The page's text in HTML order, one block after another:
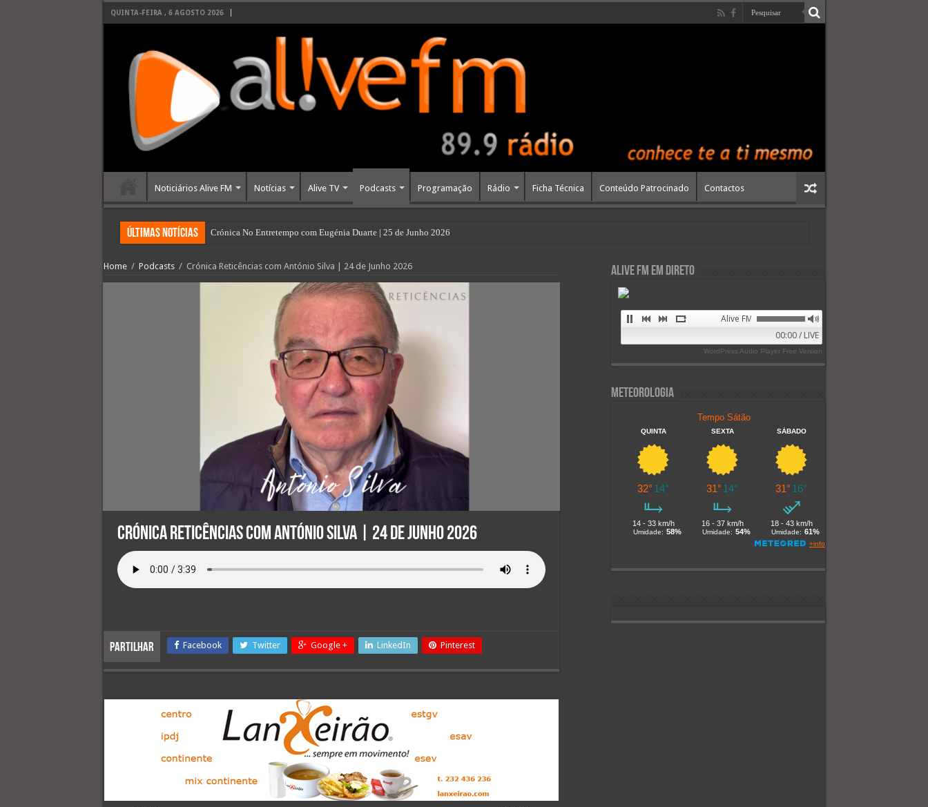
QUINTA-FEIRA , 6 AGOSTO 2026
Noticiários Alive FM Notícias Alive TV Podcasts Programação Rádio Ficha Técnica Conteúdo Patrocinado Contactos
últimas Notícias Crónica No Entretempo com Eugénia Duarte | 25 de Junho 2026
Home / Podcasts / Crónica Reticências com António Silva | 24 de Junho 2026
Crónica Reticências com António Silva | 24 de Junho 2026
Partilhar Facebook Twitter Google + LinkedIn Pinterest
Alive FM em Direto
Alive FM 89.9
00:00 / LIVE
WordPress Audio Player Free Version
Meteorologia